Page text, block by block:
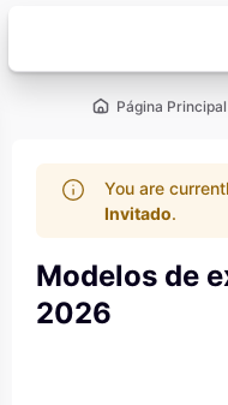
Página Principal
You are
Invitado.
Modelos de
2026